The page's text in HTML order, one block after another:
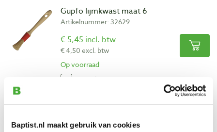
Baptist.nl maakt gebruik van cookies
Gupfo lijmkwast maat 6
Artikelnummer: 32629
€ 5,45 incl. btw
€ 4,50 excl. btw
Op voorraad
Vergelijken
Artikelnummer: 32631